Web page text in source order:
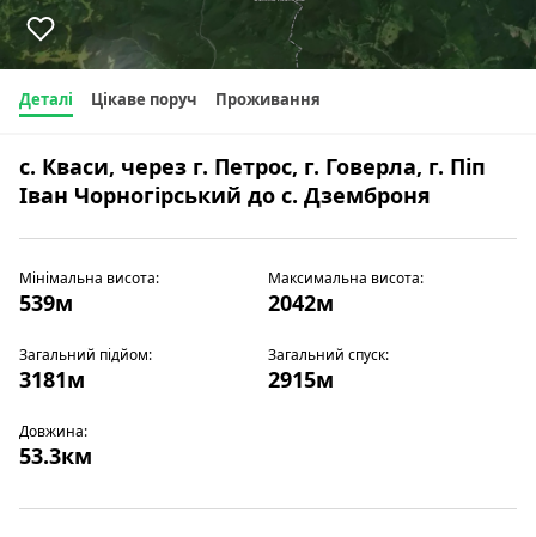
Деталі Цікаве поруч Проживання
с. Кваси, через г. Петрос, г. Говерла, г. Піп
Іван Чорногірський до с. Дземброня
Мінімальна висота:
539м
Максимальна висота:
2042м
Загальний підйом:
3181м
Загальний спуск:
2915м
Довжина:
53.3км